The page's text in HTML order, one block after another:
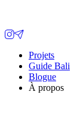
Projets
Guide Bali
Blogue
À propos